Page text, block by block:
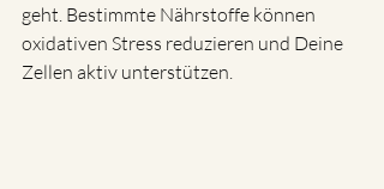
geht. Bestimmte Nährstoffe können
oxidativen Stress reduzieren und Deine
Zellen aktiv unterstützen.